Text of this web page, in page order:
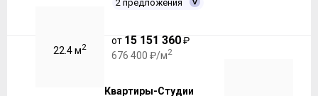
2 предложения
22.4 м2
от 15 151 360₽
676 400 ₽/м2
Квартиры-Студии